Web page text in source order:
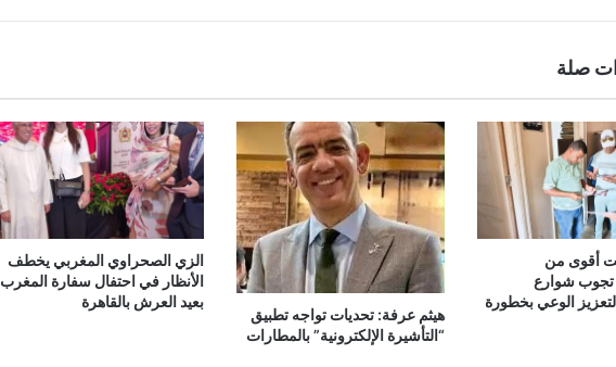
اربعين ليست كسابقاتها
صلة
أقوى من
تجوب شوارع
الوعي بخطورة
هيثم عرفة: تحديات تواجه تطبيق
“التأشيرة الإلكترونية” بالمطارات
الزي الصحراوي المغربي يخطف
الأنظار في احتفال سفارة المغرب
بعيد العرش بالقاهرة